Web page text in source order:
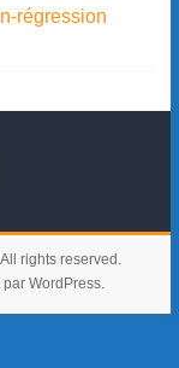
régression
All rights reserved.
parWordPress.